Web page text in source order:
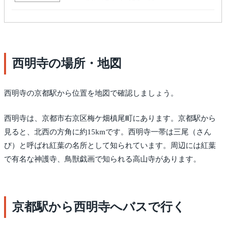
西明寺の場所・地図
西明寺の京都駅から位置を地図で確認しましょう。
西明寺は、京都市右京区梅ケ畑槙尾町にあります。京都駅から
見ると、北西の方角に約15kmです。西明寺一帯は三尾（さん
び）と呼ばれ紅葉の名所として知られています。周辺には紅葉
で有名な神護寺、鳥獣戯画で知られる高山寺があります。
京都駅から西明寺へバスで行く